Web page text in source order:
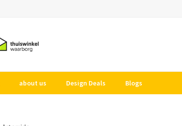
about us Design Deals Blogs